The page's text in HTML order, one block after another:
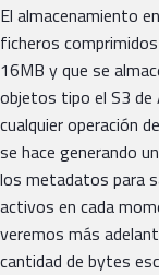
El almacenamiento
ficheros
16MB y que se
objetos tipo el S3
cualquier operación
se hace generando
los metadatos para
activos en cada
veremos más
cantidad de bytes